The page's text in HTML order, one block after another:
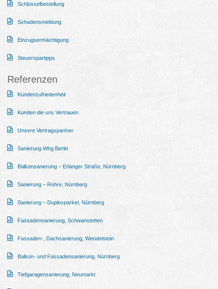
Schlüsselbestellung
Schadensmeldung
Einzugsermächtigung
Steuerspartipps
Referenzen
Kundenzufriedenheit
Kunden die uns Vertrauen
Unsere Vertragspartner
Sanierung Whg Berlin
Balkonsanierung – Erlanger Straße, Nürnberg
Sanierung – Rohre, Nürnberg
Sanierung – Duplexparker, Nürnberg
Fassadensanierung, Schwanstetten
Fassaden-, Dachsanierung, Wendelstein
Balkon- und Fassadensanierung, Nürnberg
Tiefgaragensanierung, Neumarkt